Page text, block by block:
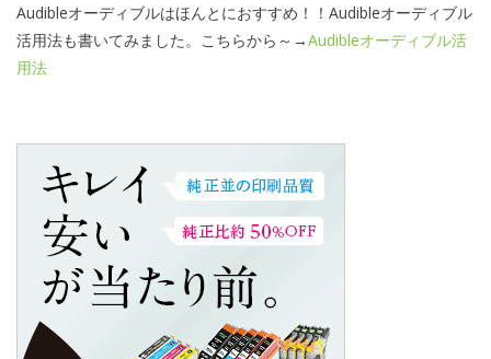
Audibleオーディブルはほんとにおすすめ！！Audibleオーディブル
活用法も書いてみました。こちらから～→Audibleオーディブル活
用法